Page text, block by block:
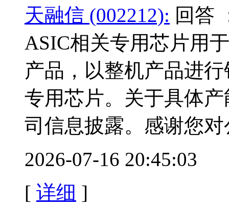
天融信 (002212): 回答
ASIC相关专用芯片用
产品，以整机产品进
专用芯片。关于具体
司信息披露。感谢您
2026-07-16 20:45:03
[ 详细 ]